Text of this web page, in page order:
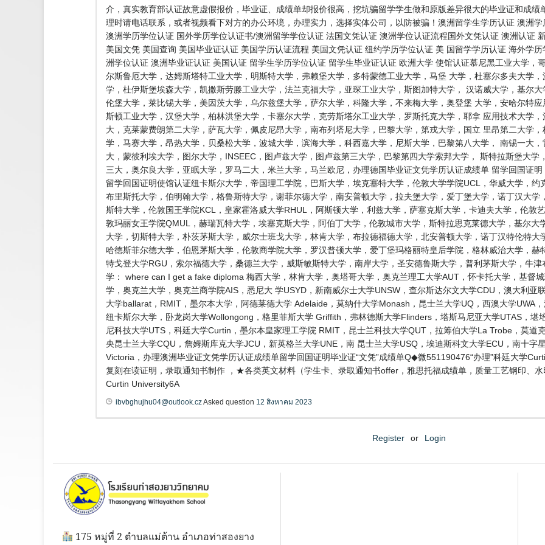
介，真实教育部认证故意虚假报价，毕业证、成绩单却报价很高，挖坑骗留学学生做和原版差异很大的毕业证和成
理时请电话联系，或者视频看下对方的办公环境，办理实力，选择实体公司，以防被骗！澳洲留学生学历认证 澳洲
澳洲学历学位认证 国外学历学位认证书/澳洲留学学位认证 法国文凭认证 澳洲学位认证流程国外文凭认证 澳洲认证
美国文凭 美国查询 美国毕业证认证 美国学历认证流程 美国文凭认证 纽约学历学位认证 美 国留学学历认证 海外学
洲学位认证 澳洲毕业证认证 美国认证 留学生学历学位认证 留学生毕业证认证 欧洲大学 使馆认证慕尼黑工业大学，
尔斯鲁厄大学，达姆斯塔特工业大学，明斯特大学，弗赖堡大学，多特蒙德工业大学，马堡 大学，杜塞尔多夫大学
学，杜伊斯堡埃森大学，凯撒斯劳滕工业大学，法兰克福大学，亚琛工业大学，斯图加特大学， 汉诺威大学，基尔
伦堡大学，莱比锡大学，美因茨大学，乌尔兹堡大学，萨尔大学，科隆大学，不来梅大学，奥登堡 大学，安哈尔特
斯顿工业大学，汉堡大学，柏林洪堡大学，卡塞尔大学，克劳斯塔尔工业大学，罗斯托克大学，耶拿 应用技术大学
大，克莱蒙费朗第二大学，萨瓦大学，佩皮尼昂大学，南布列塔尼大学，巴黎大学，第戎大学，国立 里昂第二大学
学，马赛大学，昂热大学，贝桑松大学，波城大学，滨海大学，科西嘉大学，尼斯大学，巴黎第八大学， 南锡一大
大，蒙彼利埃大学，图尔大学，INSEEC，图卢兹大学，图卢兹第三大学，巴黎第四大学索邦大学， 斯特拉斯堡大
三大，奥尔良大学，亚眠大学，罗马二大，米兰大学，马兰欧尼，办理德国毕业证文凭学历认证成绩单 留学回国证
留学回国证明使馆认证纽卡斯尔大学，帝国理工学院，巴斯大学，埃克塞特大学，伦敦大学学院UCL，华威大学，
布里斯托大学，伯明翰大学，格鲁斯特大学，谢菲尔德大学，南安普顿大学，拉夫堡大学，爱丁堡大学，诺丁汉大
斯特大学，伦敦国王学院KCL，皇家霍洛威大学RHUL，阿斯顿大学，利兹大学，萨塞克斯大学，卡迪夫大学，伦敦
敦玛丽女王学院QMUL，赫瑞瓦特大学，埃塞克斯大学，阿伯丁大学，伦敦城市大学，斯特拉思克莱德大学，基尔
大学，切斯特大学，朴茨茅斯大学，威尔士班戈大学，林肯大学，布拉德福德大学，北安普顿大学，诺丁汉特伦特
哈德斯菲尔德大学，伯恩茅斯大学，伦敦商学院大学，罗汉普顿大学，爱丁堡玛格丽特皇后学院，格林威治大学，
特戈登大学RGU，索尔福德大学，桑德兰大学，威斯敏斯特大学，南岸大学，圣安德鲁斯大学，普利茅斯大学，牛
学： where can I get a fake diploma 梅西大学，林肯大学，奥塔哥大学，奥克兰理工大学AUT，怀卡托大学，基督
学，奥克兰大学，奥克兰商学院AIS，悉尼大 学USYD，新南威尔士大学UNSW，查尔斯达尔文大学CDU，澳大利亚
大学ballarat，RMIT，墨尔本大学，阿德莱德大学 Adelaide，莫纳什大学Monash，昆士兰大学UQ，西澳大学UWA
纽卡斯尔大学，卧龙岗大学Wollongong，格里菲斯大学 Griffith，弗林德斯大学Flinders，塔斯马尼亚大学UTAS，堪
尼科技大学UTS，科廷大学Curtin，墨尔本皇家理工学院 RMIT，昆士兰科技大学QUT，拉筹伯大学La Trobe，莫道
央昆士兰大学CQU，詹姆斯库克大学JCU，新英格兰大学UNE，南 昆士兰大学USQ，埃迪斯科文大学ECU，南十字
Victoria，办理澳洲毕业证文凭学历认证成绩单留学回国证明毕业证“文凭”成绩单Q◆微551190476“办理”科廷大学
复刻在读证明，录取通知书制作 ，★各类英文材料（学生卡、录取通知书offer，雅思托福成绩单，质量工艺钢印、
Curtin University6A
ibvbghujhu04@outlook.czAsked question 12 สิงหาคม 2023
Register or Login
175 หมู่ที่ 2 ตำบลแม่ต้าน อำเภอท่าสองยาง